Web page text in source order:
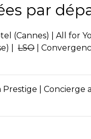
par
(Cannes) | All for
| LSO |
Prestige | Concierge